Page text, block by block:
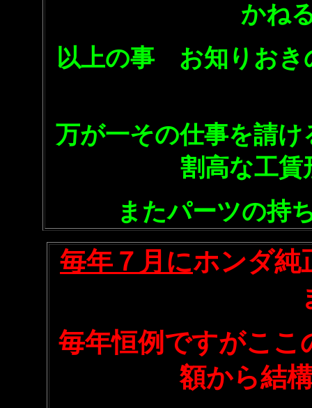
かね
以上の事 お知りお
万が一その仕事を請
割高な工
またパーツの持
毎年７月にホンダ純
毎年恒例ですがこ
額から結